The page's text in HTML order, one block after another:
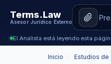
Terms.Law
Asesor Jurídico Externo
El Analista está leyendo esta
Inicio Estudios de